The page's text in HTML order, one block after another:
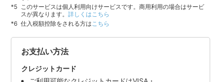
このサービスは個人利用向けサービスです。商用利用の場合はサービ
スが異なります。詳しくはこちら
仕入税額控除をされる方は こちら
お支払い方法
クレジットカード